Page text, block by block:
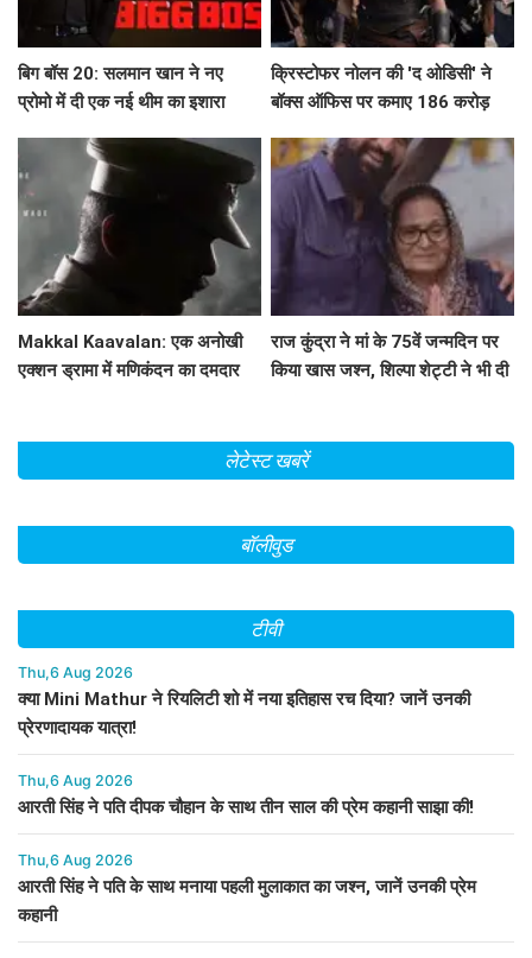
बिग बॉस 20: सलमान खान ने नए
प्रोमो में दी एक नई थीम का इशारा
क्रिस्टोफर नोलन की 'द ओडिसी' ने
बॉक्स ऑफिस पर कमाए 186 करोड़
Makkal Kaavalan: एक अनोखी
एक्शन ड्रामा में मणिकंदन का दमदार
राज कुंद्रा ने मां के 75वें जन्मदिन पर
किया खास जश्न, शिल्पा शेट्टी ने भी दी
लेटेस्ट खबरें
बॉलीवुड
टीवी
Thu,6 Aug 2026
क्या Mini Mathur ने रियलिटी शो में नया इतिहास रच दिया? जानें उनकी
प्रेरणादायक यात्रा!
Thu,6 Aug 2026
आरती सिंह ने पति दीपक चौहान के साथ तीन साल की प्रेम कहानी साझा की!
Thu,6 Aug 2026
आरती सिंह ने पति के साथ मनाया पहली मुलाकात का जश्न, जानें उनकी प्रेम
कहानी